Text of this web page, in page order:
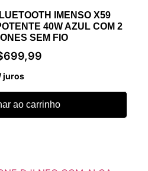
IMENSO X59
40W AZUL COM 2
SEM FIO
699,99
juros
ao carrinho